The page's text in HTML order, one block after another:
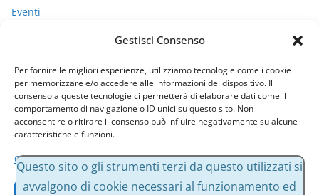
Gestisci Consenso
Per fornire le migliori esperienze, utilizziamo tecnologie come i cookie
per memorizzare e/o accedere alle informazioni del dispositivo. Il
consenso a queste tecnologie ci permetterà di elaborare dati come il
comportamento di navigazione o ID unici su questo sito. Non
acconsentire o ritirare il consenso può influire negativamente su alcune
caratteristiche e funzioni.
Gestisci servizi
Eventi
Uncategorized
Archivi
AQuesto sito o gli strumenti terzi da questo utilizzati si
avvalgono di cookie necessari al funzionamento ed